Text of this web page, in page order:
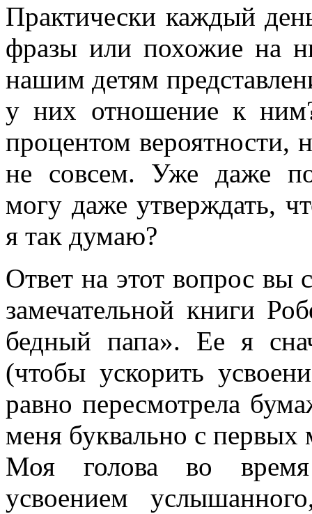
Практически каждый
фразы или похожие на
нашим детям
у них отношение к
процентом вероятности,
не совсем. Уже даже
могу даже утверждать,
я так думаю?
Ответ на этот вопрос вы
замечательной книги
бедный папа». Ее я
(чтобы ускорить
равно пересмотрела
меня буквально с первых
Моя голова во
усвоением